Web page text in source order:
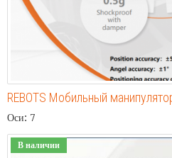
REBOTS Мобильный
Оси: 7
В наличии